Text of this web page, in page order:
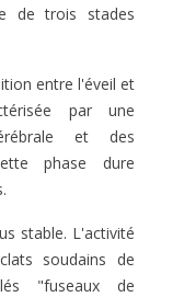
de trois stades
entre l'éveil et
par une
et des
phase dure
stable. L'activité
soudains de
"fuseaux de